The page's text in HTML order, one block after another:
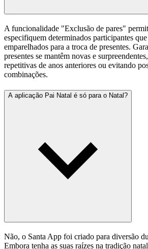
A funcionalidade "Exclusão de pares"
especifiquem determinados participantes
emparelhados para a troca de presentes.
presentes se mantêm novas e
repetitivas de anos anteriores ou evitando
combinações.
A aplicação Pai Natal é só para o Natal?
Não, o Santa App foi criado para diversão
Embora tenha as suas raízes na tradição